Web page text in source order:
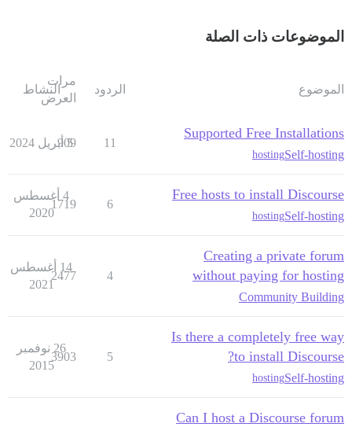
الموضوعات ذات الصلة
الموضوع الردود
مرات
العرض
النشاط
Supported Free Installations
Self-hosting
hosting
11
909
5 أبريل 2024
Free hosts to install Discourse
Self-hosting
hosting
6
1719
4 أغسطس
2020
Creating a private forum
without paying for hosting
Community Building
4
2477
14 أغسطس
2021
Is there a completely free way
to install Discourse?
Self-hosting
hosting
5
3903
26 نوفمبر
2015
Can I host a Discourse forum